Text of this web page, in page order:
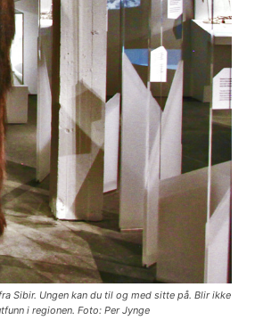
Sibir. Ungen kan du til og med sitte på. Blir ikke
i regionen. Foto: Per Jynge